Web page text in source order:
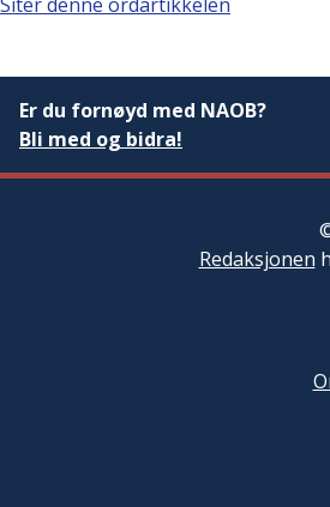
Er du fornøyd med NAOB?
Bli med og bidra!
Redaksjonen